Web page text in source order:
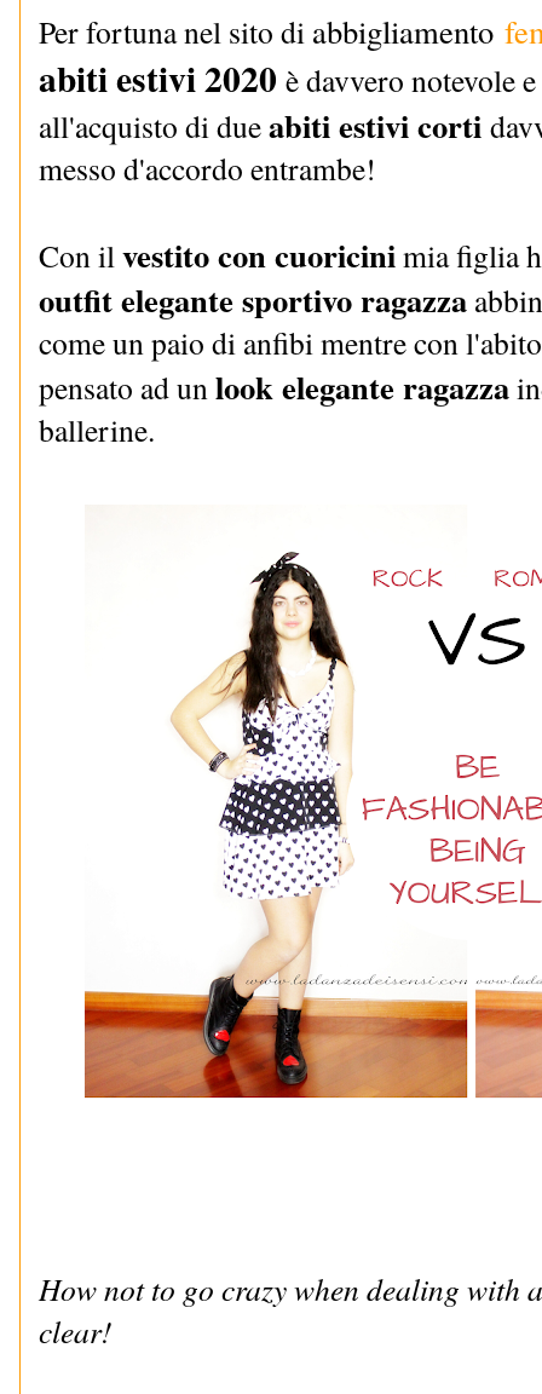
Per fortuna nel sito di abbigliamento
abiti estivi 2020 è davvero notevole
all'acquisto di dueabiti estivi corti
messo d'accordo entrambe!
Con ilvestito con cuoricinimia figlia
outfit elegante sportivo ragazza
come un paio di anfibi mentre con
pensato ad unlook elegante ragazza
ballerine.
How not to go crazy when dealing with
clear!